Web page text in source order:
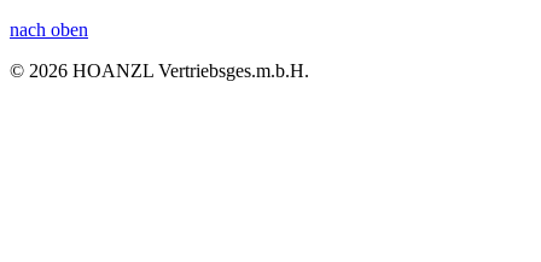
nach oben
© 2026 HOANZL Vertriebsges.m.b.H.